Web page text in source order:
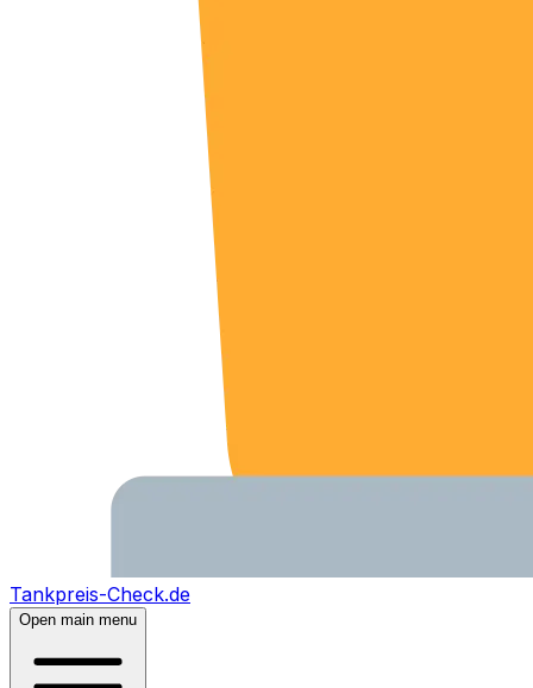
Tankpreis-Check.de
Open main menu